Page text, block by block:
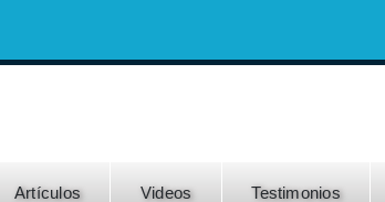
Artículos Videos Testimonios